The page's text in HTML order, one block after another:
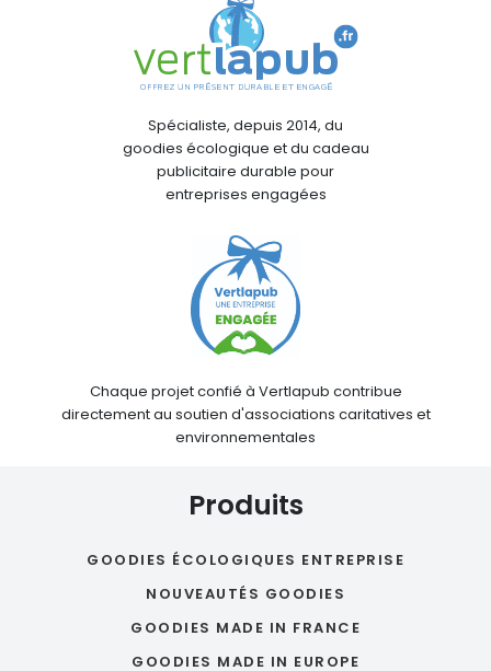
Spécialiste, depuis 2014, du
goodies écologique et du cadeau
publicitaire durable pour
entreprises engagées
Chaque projet confié à Vertlapub contribue
directement au soutien d'associations caritatives et
environnementales
Produits
GOODIES ÉCOLOGIQUES ENTREPRISE
NOUVEAUTÉS GOODIES
GOODIES MADE IN FRANCE
GOODIES MADE IN EUROPE